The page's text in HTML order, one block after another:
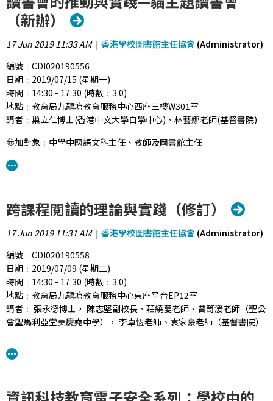
（新辦）
17 Jun 2019 11:33 AM| 香港學校圖書館主任協會 (Administrator)
編號﹕CDI020190556
日期﹕2019/07/15 (星期一)
時間﹕14:30 - 17:30 (時數﹕3.0)
地點﹕教育局九龍塘教育服務中心西座三樓W301室
講者﹕巢立仁博士(香港中文大學自學中心)、林藝娜老師(基督書院)
參加對象﹕中學中國語文科主任、教師及圖書館主任
背景﹕自教育局在2001年推出課程改革以來，學校均積極推動「從閱
活動目標﹕幫助教師認識推動和組織主題讀書會的方法，從而推動學
生閱讀，包括培養閱讀興趣，拓寬閱讀面，增加閱讀深度。
活動詳情﹕這是新辦的研討會，主要內容包括： (1) 主題讀書會的理
念、推動和實踐； (2) 貓主題讀書會； (3) 學校經驗分享； (4) 交流與
討論。
網址﹕
https://tcs.edb.gov.hk/tcs/admin/courses/previewCourse/
courseId=CDI020190556&lang=zh
跨課程閱讀的理論與實踐（修訂）
17 Jun 2019 11:31 AM| 香港學校圖書館主任協會 (Administrator)
編號﹕CDI020190558
日期﹕2019/07/09 (星期二)
時間﹕14:30 - 17:30 (時數﹕3.0)
地點﹕教育局九龍塘教育服務中心東座平台EP12室
講者﹕ 張永德博士， 陳志堅副校長、莊繞蔓老師、曾笥湲老師（聖公
會聖馬利亞堂莫慶堯中學）， 李卓恆老師、袁家豪老師（基督書院）
動「跨課程閱讀」，為學生提供平台，讓他們將不同領域的知識融會